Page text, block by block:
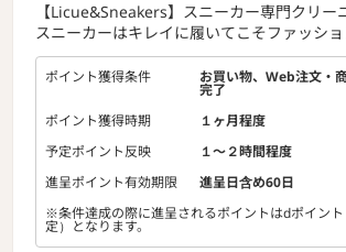
【Licue&Sneakers】スニーカー専門クリー
スニーカーはキレイに履いてこそファッシ
う「スニーカー」のために。
水洗いを熟知し、経験豊富な我々だからこそ
いスニーカーウォッシュ「Licue & Sneakers
ポイント獲得条件 お買い物、Web注文・
完了
ポイント獲得時期
１ヶ月程度
予定ポイント反映
１〜２時間程度
進呈ポイント有効期限
進呈日含め60日
※条件達成の際に進呈されるポイントはdポイン
定）となります。